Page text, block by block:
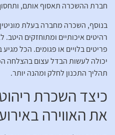
חברת ההשכרה תאסוף אותם,
רהיטים איכותיים ומתוחזקים
פריטים בלויים או פגומים. הכל מגיע
יכולה לעשות הבדל עצום בהצלחה
תהליך התכנון לחלק ומהנה יותר.
כיצד השכרת
את האווירה